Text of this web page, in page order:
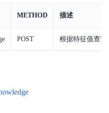
METHOD 描述
POST 根据特征值查询